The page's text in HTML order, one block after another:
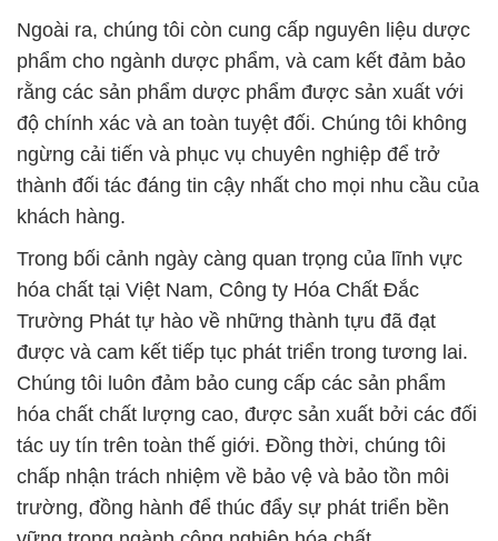
Ngoài ra, chúng tôi còn cung cấp nguyên liệu dược
phẩm cho ngành dược phẩm, và cam kết đảm bảo
rằng các sản phẩm dược phẩm được sản xuất với
độ chính xác và an toàn tuyệt đối. Chúng tôi không
ngừng cải tiến và phục vụ chuyên nghiệp để trở
thành đối tác đáng tin cậy nhất cho mọi nhu cầu của
khách hàng.
Trong bối cảnh ngày càng quan trọng của lĩnh vực
hóa chất tại Việt Nam, Công ty Hóa Chất Đắc
Trường Phát tự hào về những thành tựu đã đạt
được và cam kết tiếp tục phát triển trong tương lai.
Chúng tôi luôn đảm bảo cung cấp các sản phẩm
hóa chất chất lượng cao, được sản xuất bởi các đối
tác uy tín trên toàn thế giới. Đồng thời, chúng tôi
chấp nhận trách nhiệm về bảo vệ và bảo tồn môi
trường, đồng hành để thúc đẩy sự phát triển bền